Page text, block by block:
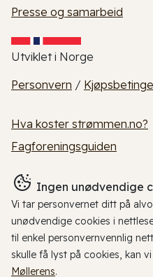
Presse og samarbeid
Utviklet i Norge
Personvern /
Hva koster strømmen.no?
Fagforeningsguiden
Ingen unødvendige
Vi tar personvernet ditt på
unødvendige cookies i
til enkel personvernvennlig
skulle få lyst på cookies, kan
Møllerens.